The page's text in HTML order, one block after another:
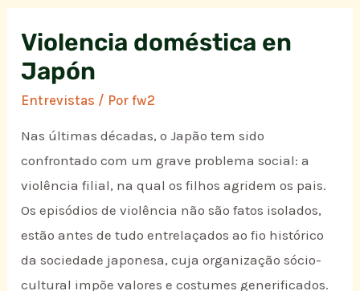
Violencia doméstica en
Japón
Entrevistas / Porfw2
Nas últimas décadas, o Japão tem sido
confrontado com um grave problema social: a
violência filial, na qual os filhos agridem os pais.
Os episódios de violência não são fatos isolados,
estão antes de tudo entrelaçados ao fio histórico
da sociedade japonesa, cuja organização sócio-
cultural impõe valores e costumes generificados.